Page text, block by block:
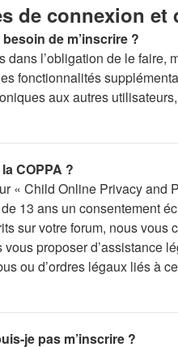
de connexion et
de m’inscrire ?
dans l’obligation de le
fonctionnalités
aux autres
COPPA ?
« Child Online Privacy and
13 ans un consentement
sur votre forum, nous
vous proposer d’assistance
ou d’ordres légaux liés à
je pas m’inscrire ?